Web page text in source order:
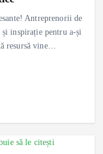
Antreprenorii de
și inspirație pentru a-și
resursă vine…